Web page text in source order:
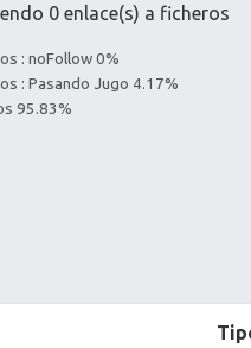
0 enlace(s) a ficheros
: noFollow 0%
: Pasando Jugo 4.17%
95.83%